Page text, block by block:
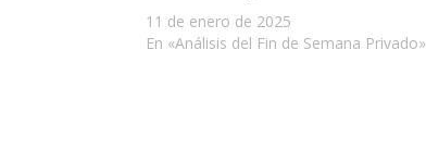
11 de enero de 2025
En «Análisis del Fin de Semana Privado»